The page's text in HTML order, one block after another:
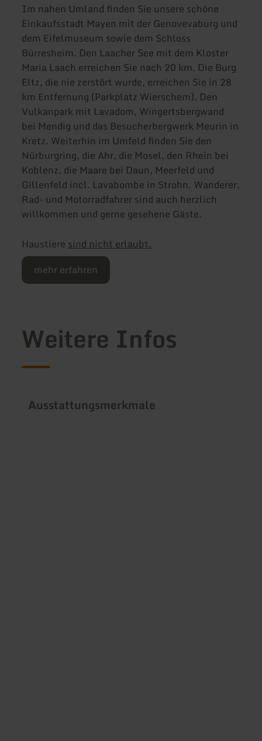
Im nahen Umland finden Sie unsere schöne
Einkaufsstadt Mayen mit der Genovevaburg und
dem Eifelmuseum sowie dem Schloss
Bürresheim. Den Laacher See mit dem Kloster
Maria Laach erreichen Sie nach 20 km. Die Burg
Eltz, die nie zerstört wurde, erreichen Sie in 28
km Entfernung (Parkplatz Wierschem). Den
Vulkanpark mit Lavadom, Wingertsbergwand
bei Mendig und das Besucherbergwerk Meurin in
Kretz. Weiterhin im Umfeld finden Sie den
Nürburgring, die Ahr, die Mosel, den Rhein bei
Koblenz, die Maare bei Daun, Meerfeld und
Gillenfeld incl. Lavabombe in Strohn. Wanderer,
Rad- und Motorradfahrer sind auch herzlich
willkommen und gerne gesehene Gäste.
Haustieresind nicht erlaubt.
mehr erfahren
Weitere Infos
Ausstattungsmerkmale